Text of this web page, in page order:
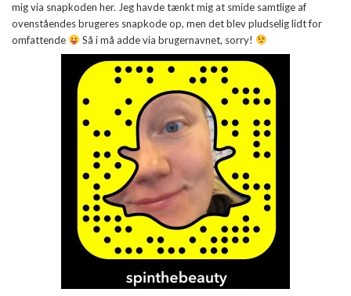
mig via snapkoden her. Jeg havde tænkt mig at smide samtlige af
ovenståendes brugeres snapkode op, men det blev pludselig lidt for
omfattende
Så i må adde via brugernavnet, sorry!